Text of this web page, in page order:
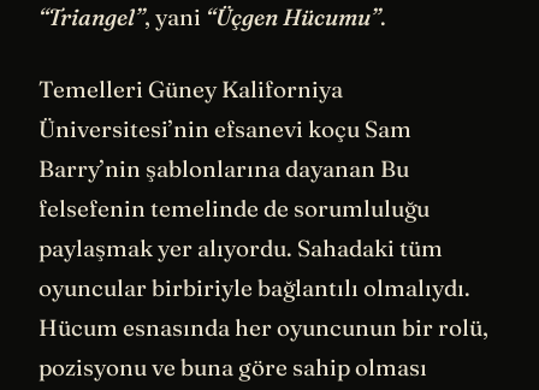
“Triangel”, yani “Üçgen Hücumu”.
Temelleri Güney Kaliforniya
Üniversitesi’nin efsanevi koçu Sam
Barry’nin şablonlarına dayanan Bu
felsefenin temelinde de sorumluluğu
paylaşmak yer alıyordu. Sahadaki tüm
oyuncular birbiriyle bağlantılı olmalıydı.
Hücum esnasında her oyuncunun bir rolü,
pozisyonu ve buna göre sahip olması